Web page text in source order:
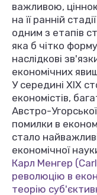
важливою,
на її ранній
одним з етапів
яка б чітко
наслідкові
економічних
У середині XIX
економістів,
Австро-Угорської
помилки в
стало
економічної
Карл Менгер
революцію в
теорію